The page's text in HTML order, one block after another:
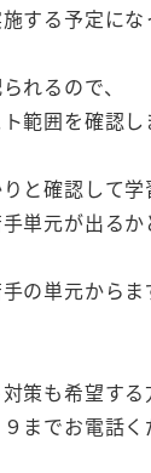
する予定にな
れるので、
範囲を確認し
と確認して学
単元が出る
の単元からま
策も希望する
までお電話く